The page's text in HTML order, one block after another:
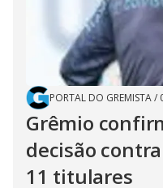
PORTAL DO GREMISTA/
Grêmio
decisão
11 titulares